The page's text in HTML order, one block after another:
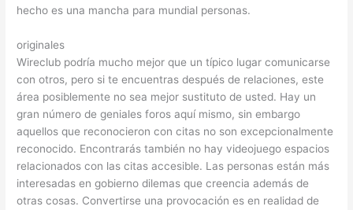
hecho es una mancha para mundial personas.
originales
Wireclub podría mucho mejor que un típico lugar comunicarse
con otros, pero si te encuentras después de relaciones, este
área posiblemente no sea mejor sustituto de usted. Hay un
gran número de geniales foros aquí mismo, sin embargo
aquellos que reconocieron con citas no son excepcionalmente
reconocido. Encontrarás también no hay videojuego espacios
relacionados con las citas accesible. Las personas están más
interesadas en gobierno dilemas que creencia además de
otras cosas. Convertirse una provocación es en realidad de